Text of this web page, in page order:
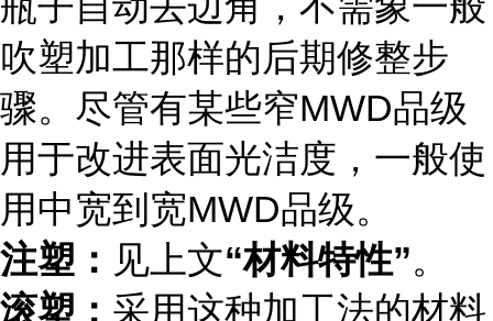
吹塑加工那样的后期修整步
骤。尽管有某些窄MWD品级
用于改进表面光洁度，一般使
用中宽到宽MWD品级。
注塑： 见上文“材料特性”。
滚塑： 采用这种加工法的材料